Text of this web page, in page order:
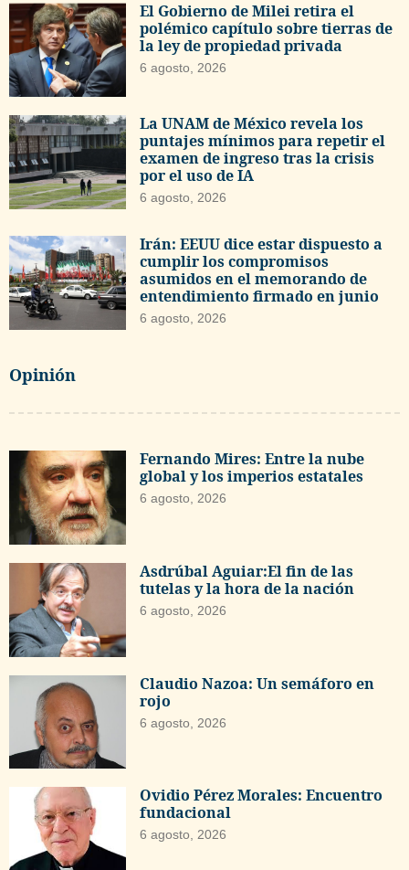
El Gobierno de Milei retira el
polémico capítulo sobre tierras de
la ley de propiedad privada
6 agosto, 2026
La UNAM de México revela los
puntajes mínimos para repetir el
examen de ingreso tras la crisis
por el uso de IA
6 agosto, 2026
Irán: EEUU dice estar dispuesto a
cumplir los compromisos
asumidos en el memorando de
entendimiento firmado en junio
6 agosto, 2026
Opinión
Fernando Mires: Entre la nube
global y los imperios estatales
6 agosto, 2026
Asdrúbal Aguiar:El fin de las
tutelas y la hora de la nación
6 agosto, 2026
Claudio Nazoa: Un semáforo en
rojo
6 agosto, 2026
Ovidio Pérez Morales: Encuentro
fundacional
6 agosto, 2026